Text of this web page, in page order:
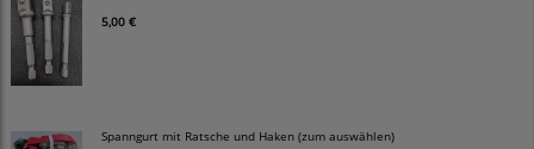
5,00 €
Spanngurt mit Ratsche und Haken (zum auswählen)